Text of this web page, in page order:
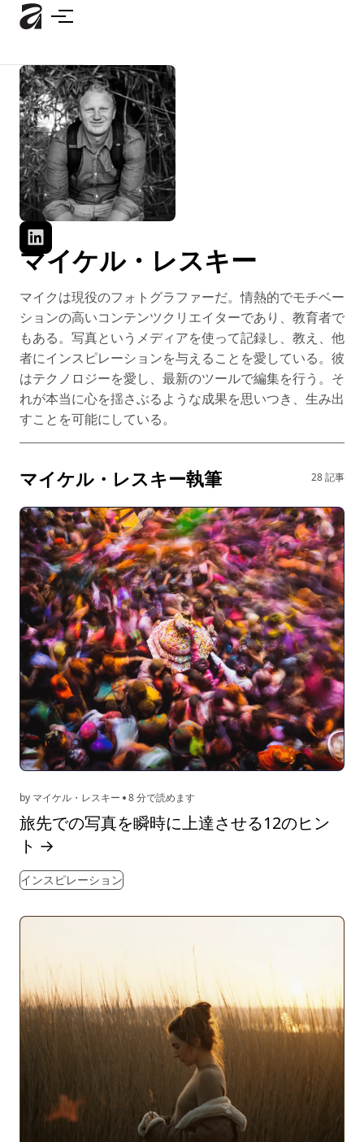
コ
マイケル・レスキー
マイクは現役のフォトグラファーだ。情熱的でモチベー
ションの高いコンテンツクリエイターであり、教育者で
もある。写真というメディアを使って記録し、教え、他
者にインスピレーションを与えることを愛している。彼
はテクノロジーを愛し、最新のツールで編集を行う。そ
れが本当に心を揺さぶるような成果を思いつき、生み出
すことを可能にしている。
マイケル・レスキー執筆 28 記事
by マイケル・レスキー 8 分で読めます
旅先での写真を瞬時に上達させる12のヒン
ト →
インスピレーション